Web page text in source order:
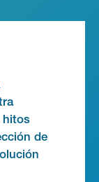
hitos
de